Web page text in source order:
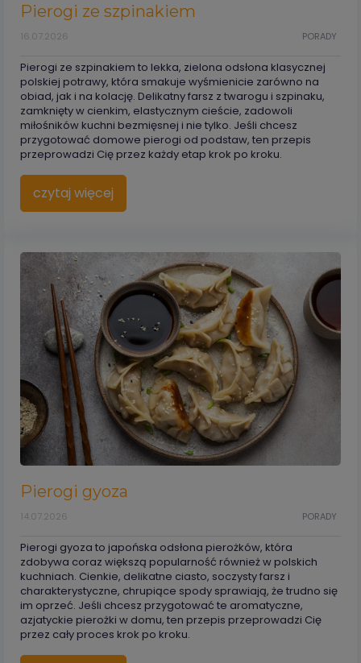
Pierogi ze szpinakiem
PORADY
16.07.2026
Pierogi ze szpinakiem to lekka, zielona odsłona klasycznej
polskiej potrawy, która smakuje wyśmienicie zarówno na
obiad, jak i na kolację. Delikatny farsz z twarogu i szpinaku,
zamknięty w cienkim, elastycznym cieście, zadowoli
miłośników kuchni bezmięsnej i nie tylko. Jeśli chcesz
przygotować domowe pierogi od podstaw, ten przepis
przeprowadzi Cię przez każdy etap krok po kroku.
czytaj więcej
Pierogi gyoza
PORADY
14.07.2026
Pierogi gyoza to japońska odsłona pierożków, która
zdobywa coraz większą popularność również w polskich
kuchniach. Cienkie, delikatne ciasto, soczysty farsz i
charakterystyczne, chrupiące spody sprawiają, że trudno się
im oprzeć. Jeśli chcesz przygotować te aromatyczne,
azjatyckie pierożki w domu, ten przepis przeprowadzi Cię
przez cały proces krok po kroku.